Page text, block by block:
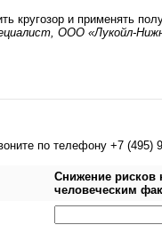
кругозор и применять
ООО «Лукойл-
по телефону +7 (495)